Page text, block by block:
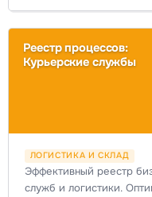
Реестр процессов:
Курьерские службы
ЛОГИСТИКА И СКЛАД
Эффективный реестр
служб и логистики.